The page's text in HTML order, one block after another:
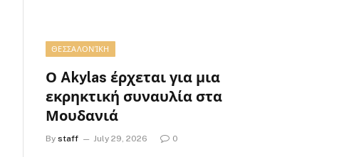
ΘΕΣΣΑΛΟΝΊΚΗ
Ο Akylas έρχεται για μια
εκρηκτική συναυλία στα
Μουδανιά
By staff July 29, 2026 0